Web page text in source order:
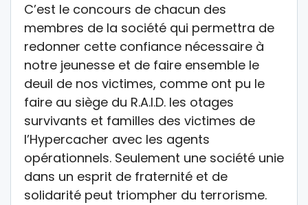
C’est le concours de chacun des
membres de la société qui permettra de
redonner cette confiance nécessaire à
notre jeunesse et de faire ensemble le
deuil de nos victimes, comme ont pu le
faire au siège du R.A.I.D. les otages
survivants et familles des victimes de
l’Hypercacher avec les agents
opérationnels. Seulement une société unie
dans un esprit de fraternité et de
solidarité peut triompher du terrorisme.